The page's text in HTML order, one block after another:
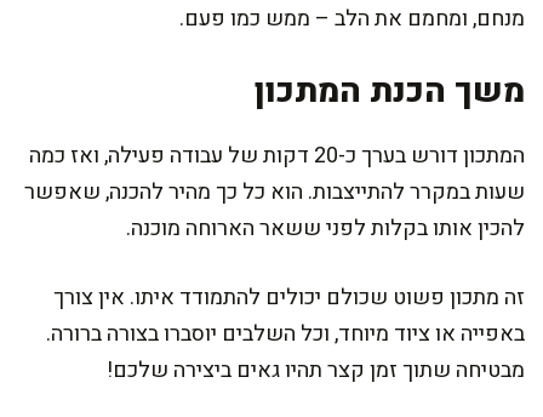
מנחם, ומחמם את הלב – ממש כמו פעם.
משך הכנת המתכון
המתכון דורש בערך כ-20 דקות של עבודה פעילה, ואז כמה
שעות במקרר להתייצבות. הוא כל כך מהיר להכנה, שאפשר
להכין אותו בקלות לפני ששאר הארוחה מוכנה.
זה מתכון פשוט שכולם יכולים להתמודד איתו. אין צורך
באפייה או ציוד מיוחד, וכל השלבים יוסברו בצורה ברורה.
מבטיחה שתוך זמן קצר תהיו גאים ביצירה שלכם!